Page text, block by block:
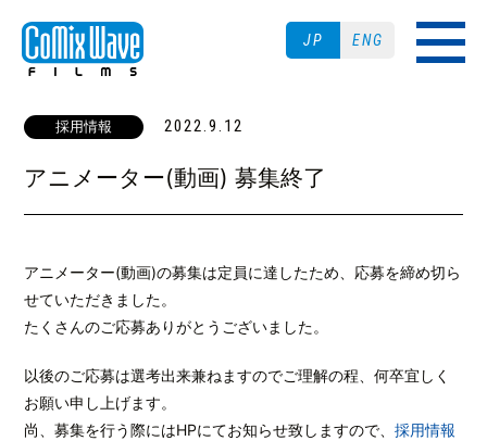
JP ENG
採用情報 2022.9.12
アニメーター(動画) 募集終了
アニメーター(動画)の募集は定員に達したため、応募を締め切ら
せていただきました。
たくさんのご応募ありがとうございました。
以後のご応募は選考出来兼ねますのでご理解の程、何卒宜しく
お願い申し上げます。
尚、募集を行う際にはHPにてお知らせ致しますので、採用情報